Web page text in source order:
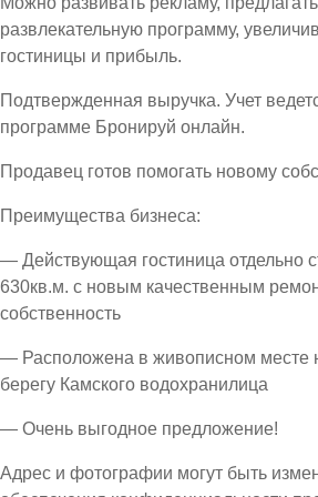
развлекательную программу,
гостиницы и прибыль.
Подтвержденная выручка. Учет
программе Бронируй онлайн.
Продавец готов помогать новому
Преимущества бизнеса:
— Действующая гостиница отдельно
630кв.м. с новым качественным
собственность
— Расположена в живописном месте
берегу Камского водохранилица
— Очень выгодное предложение!
Адрес и фотографии могут быть